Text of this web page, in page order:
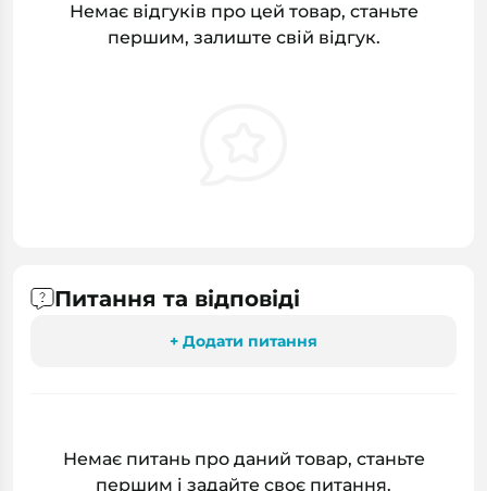
Немає відгуків про цей товар, станьте
першим, залиште свій відгук.
Питання та відповіді
+ Додати питання
Немає питань про даний товар, станьте
першим і задайте своє питання.